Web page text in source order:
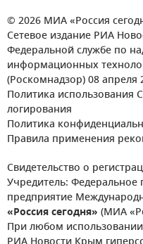
© 2026 МИА «Россия
Сетевое издание РИА
Федеральной службе по
информационных
(Роскомнадзор) 08 апреля
Политика использования
логирования
Политика
Правила применения
Свидетельство о
Учредитель: Федеральное
предприятие
«Россия сегодня» (МИА
При любом